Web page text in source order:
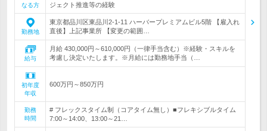
なる方 ジェクト推進等の経験
勤務地
東京都品川区東品川2-1-11 ハーバープレミアムビル5階 【雇入れ
直後】上記事業所 【変更の範囲…
給与
月給 430,000円～610,000円（一律手当含む）※経験・スキルを
考慮し決定いたします。※月給には勤務地手当（…
初年度
年収
600万円～850万円
勤務
時間
# フレックスタイム制（コアタイム無し）■フレキシブルタイム
7:00～14:00、13:00～21…